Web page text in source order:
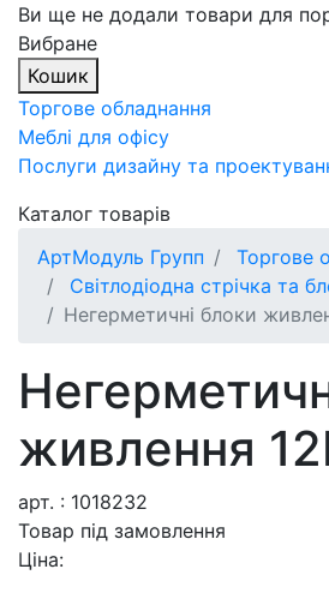
Ви ще не додали товари для
Вибране
Кошик
Торгове обладнання
Меблі для офісу
Послуги дизайну та
Каталог товарів
АртМодуль Групп
Торгове
Світлодіодна стрічка та
Негерметичні блоки
живлення
арт. : 1018232
Товар під замовлення
Ціна: